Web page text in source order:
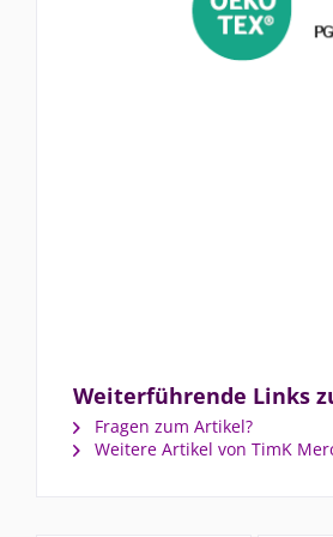
Weiterführende Links
Fragen zum Artikel?
Weitere Artikel von TimK